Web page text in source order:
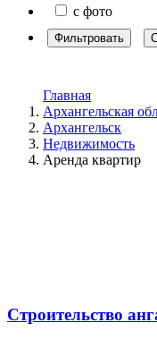
с фото
Фильтровать
Главная
Архангельская
Архангельск
Недвижимость
Аренда квартир
Строительство